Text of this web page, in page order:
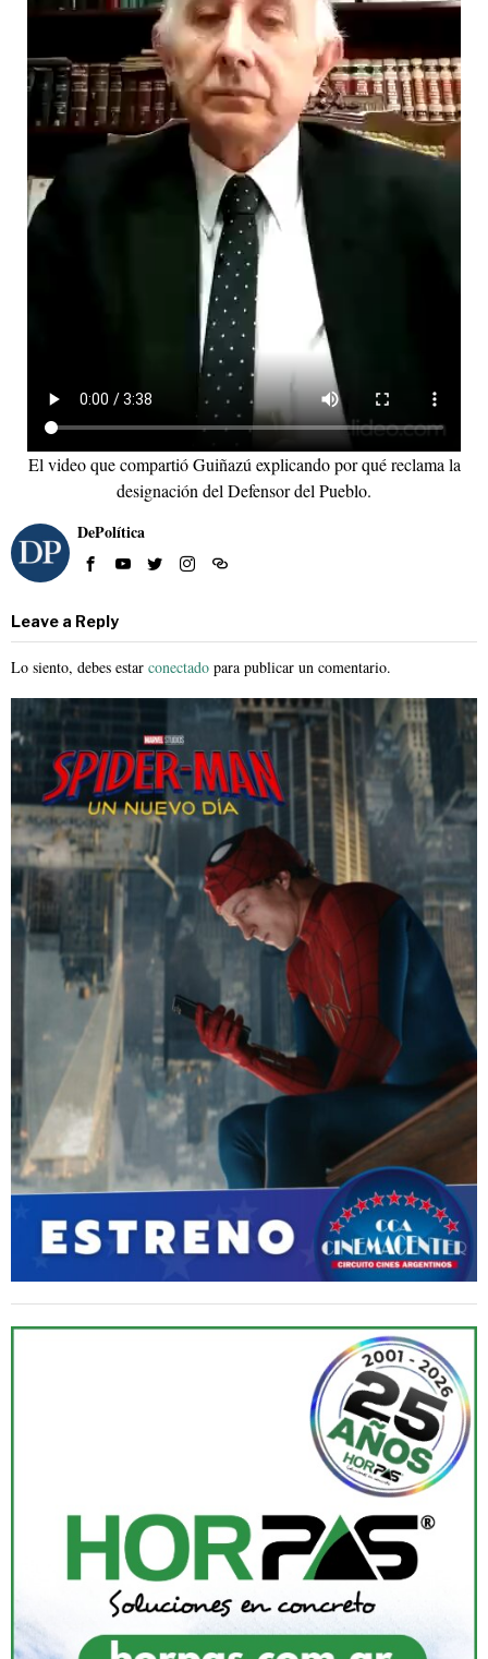
El video que compartió Guiñazú explicando por qué reclama la
designación del Defensor del Pueblo.
DePolítica
Leave a Reply
Lo siento, debes estar conectado para publicar un comentario.